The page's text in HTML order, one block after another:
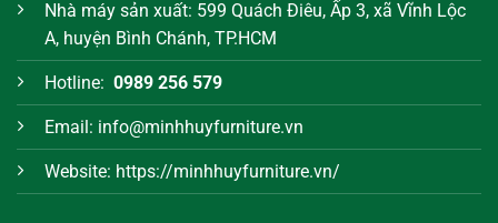
Nhà máy sản xuất: 599 Quách Điêu, Ấp 3, xã Vĩnh Lộc
A, huyện Bình Chánh, TP.HCM
Hotline: 0989 256 579
Email: info@minhhuyfurniture.vn
Website: https://minhhuyfurniture.vn/